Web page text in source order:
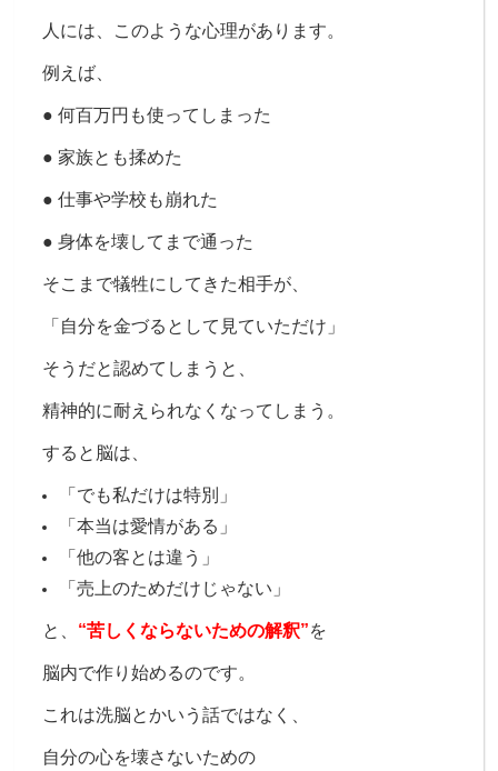
人には、このような心理があります。
例えば、
● 何百万円も使ってしまった
● 家族とも揉めた
● 仕事や学校も崩れた
● 身体を壊してまで通った
そこまで犠牲にしてきた相手が、
「自分を金づるとして見ていただけ」
そうだと認めてしまうと、
精神的に耐えられなくなってしまう。
すると脳は、
「でも私だけは特別」
「本当は愛情がある」
「他の客とは違う」
「売上のためだけじゃない」
と、 “苦しくならないための解釈”を
脳内で作り始めるのです。
これは洗脳とかいう話ではなく、
自分の心を壊さないための